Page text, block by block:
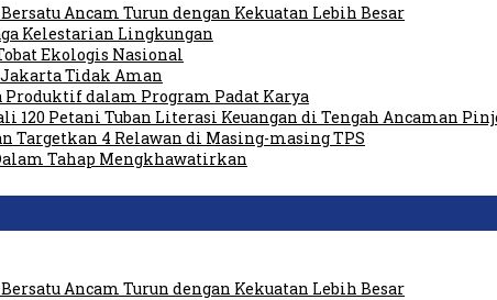
Ancam Turun dengan Kekuatan Lebih Besar
Kelestarian Lingkungan
Ekologis Nasional
Tidak Aman
Produktif dalam Program Padat Karya
120 Petani Tuban Literasi Keuangan di Tengah Ancaman
Targetkan 4 Relawan di Masing-masing TPS
Tahap Mengkhawatirkan
Ancam Turun dengan Kekuatan Lebih Besar